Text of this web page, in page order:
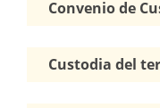
Convenio de
Custodia del